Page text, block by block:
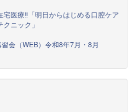
医療‼「明日からはじめる口腔ケア
ニック」
会（WEB）令和8年7月・8月